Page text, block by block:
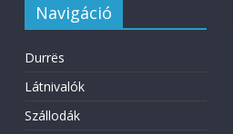
Navigáció
Durrës
Látnivalók
Szállodák